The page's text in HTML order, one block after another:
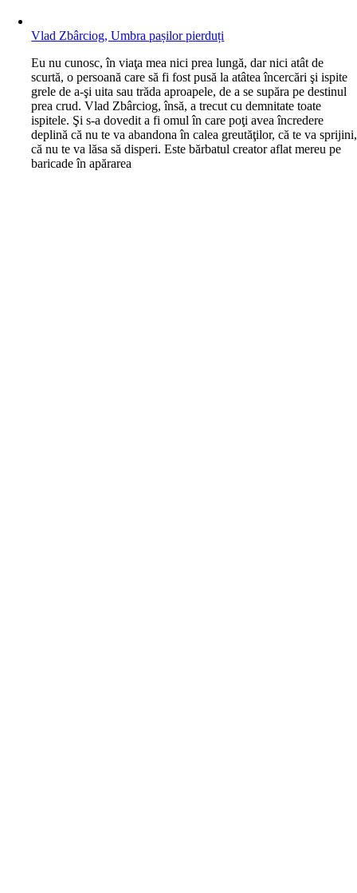
Vlad Zbârciog, Umbra pașilor pierduți
Eu nu cunosc, în viaţa mea nici prea lungă, dar nici atât de
scurtă, o persoană care să fi fost pusă la atâtea încercări şi ispite
grele de a-şi uita sau trăda aproapele, de a se supăra pe destinul
prea crud. Vlad Zbârciog, însă, a trecut cu demnitate toate
ispitele. Şi s-a dovedit a fi omul în care poţi avea încredere
deplină că nu te va abandona în calea greutăţilor, că te va sprijini,
că nu te va lăsa să disperi. Este bărbatul creator aflat mereu pe
baricade în apărarea